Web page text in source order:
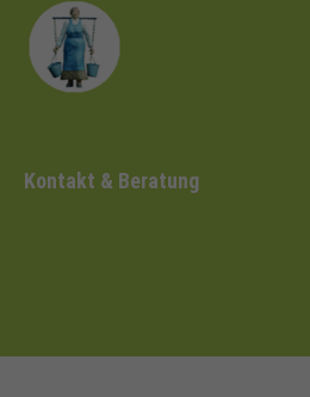
Kontakt & Beratung